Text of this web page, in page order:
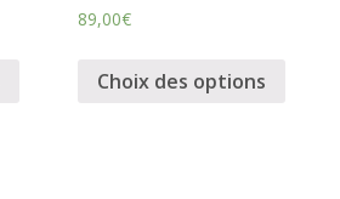
89,00€
Choix des options